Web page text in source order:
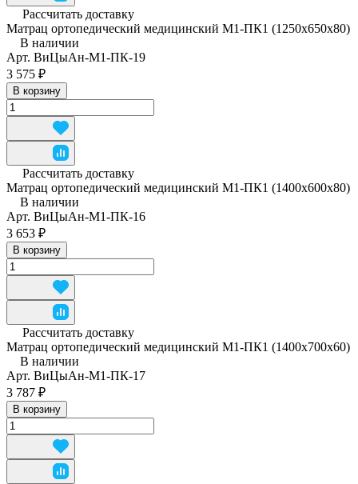
Рассчитать доставку
Матрац ортопедический медицинский М1-ПК1 (1250x650x80)
В наличии
Арт. ВиЦыАн-М1-ПК-19
3 575 ₽
В корзину
Рассчитать доставку
Матрац ортопедический медицинский М1-ПК1 (1400x600x80)
В наличии
Арт. ВиЦыАн-М1-ПК-16
3 653 ₽
В корзину
Рассчитать доставку
Матрац ортопедический медицинский М1-ПК1 (1400x700x60)
В наличии
Арт. ВиЦыАн-М1-ПК-17
3 787 ₽
В корзину